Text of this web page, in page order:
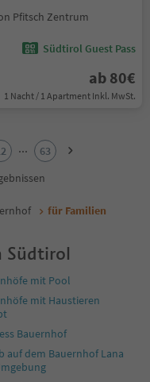
Pfitsch Zentrum
Südtirol Guest Pass
ab 80€
1 Nacht / 1 Apartment Inkl. MwSt.
...
63
für Familien
Südtirol
mit Pool
mit Haustieren
Bauernhof
auf dem Bauernhof Lana